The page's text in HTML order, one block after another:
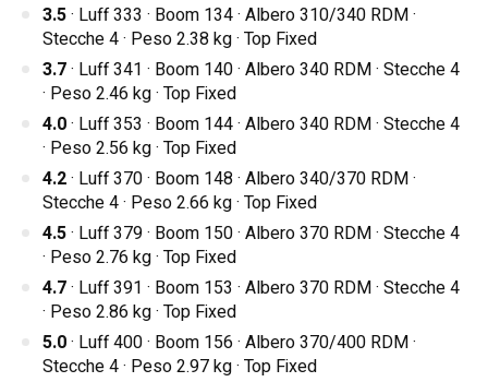
3.5· Luff 333 · Boom 134 · Albero 310/340 RDM ·
Stecche 4 · Peso 2.38 kg · Top Fixed
3.7· Luff 341 · Boom 140 · Albero 340 RDM · Stecche 4
· Peso 2.46 kg · Top Fixed
4.0· Luff 353 · Boom 144 · Albero 340 RDM · Stecche 4
· Peso 2.56 kg · Top Fixed
4.2· Luff 370 · Boom 148 · Albero 340/370 RDM ·
Stecche 4 · Peso 2.66 kg · Top Fixed
4.5· Luff 379 · Boom 150 · Albero 370 RDM · Stecche 4
· Peso 2.76 kg · Top Fixed
4.7· Luff 391 · Boom 153 · Albero 370 RDM · Stecche 4
· Peso 2.86 kg · Top Fixed
5.0· Luff 400 · Boom 156 · Albero 370/400 RDM ·
Stecche 4 · Peso 2.97 kg · Top Fixed